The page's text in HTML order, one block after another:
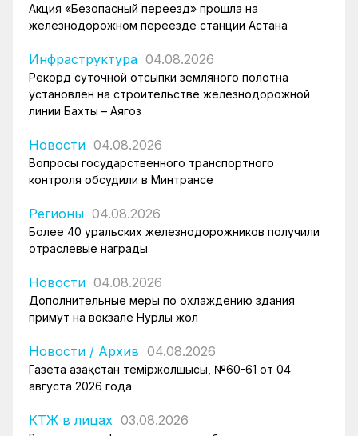
Акция «Безопасный переезд» прошла на
железнодорожном переезде станции Астана
Инфраструктура 04.08.2026
Рекорд суточной отсыпки земляного полотна
установлен на строительстве железнодорожной
линии Бахты – Аягоз
Новости 04.08.2026
Вопросы государственного транспортного
контроля обсудили в Минтрансе
Регионы 04.08.2026
Более 40 уральских железнодорожников получили
отраслевые награды
Новости 04.08.2026
Дополнительные меры по охлаждению здания
примут на вокзале Нурлы жол
Новости / Архив 04.08.2026
Газета Қазақстан теміржолшысы, №60-61 от 04
августа 2026 года
КТЖ в лицах 03.08.2026